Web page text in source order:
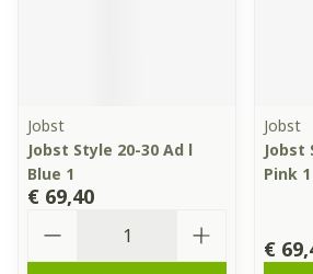
Jobst
Jobst Style 20-30 Ad l
Blue 1
€ 69,40
Jobst
Jobst
Pink 1
€